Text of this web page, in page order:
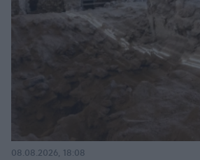
08.08.2026, 18:08